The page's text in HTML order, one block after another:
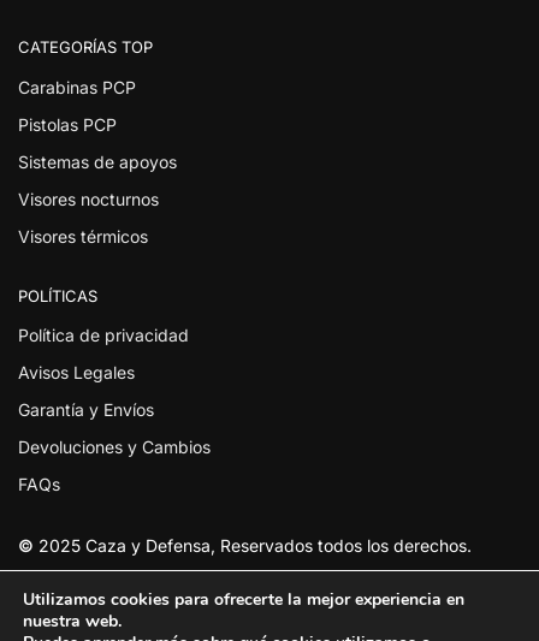
CATEGORÍAS TOP
Carabinas PCP
Pistolas PCP
Sistemas de apoyos
Visores nocturnos
Visores térmicos
POLÍTICAS
Política de privacidad
Avisos Legales
Garantía y Envíos
Devoluciones y Cambios
FAQs
© 2025 Caza y Defensa, Reservados todos los derechos.
Utilizamos cookies para ofrecerte la mejor experiencia en
nuestra web.